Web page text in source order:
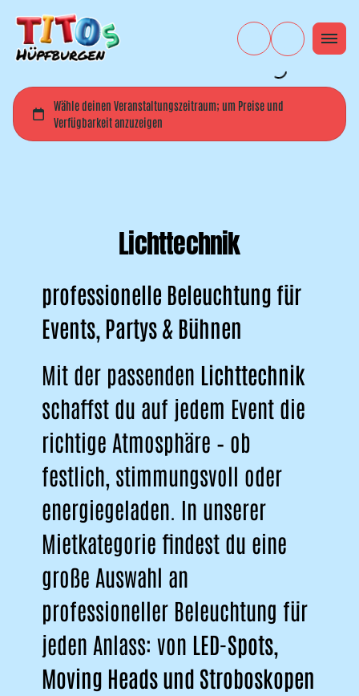
Lichttechnik
professionelle Beleuchtung für
Events, Partys & Bühnen
Mit der passenden Lichttechnik
schaffst du auf jedem Event die
richtige Atmosphäre – ob
festlich, stimmungsvoll oder
energiegeladen. In unserer
Mietkategorie findest du eine
große Auswahl an
professioneller Beleuchtung für
jeden Anlass: von LED-Spots,
Moving Heads und Stroboskopen